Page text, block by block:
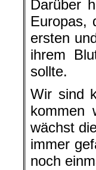
Darüber
Europas,
ersten
ihrem
sollte.
Wir sind
kommen
wächst
immer
noch